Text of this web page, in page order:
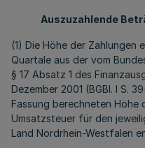
Auszuzahlende
(1) Die Höhe der
Quartale aus der vom
§ 17 Absatz 1 des
Dezember 2001 (BGBl. I S.
Fassung berechneten Höhe
Umsatzsteuer für den
Land Nordrhein-Westfalen